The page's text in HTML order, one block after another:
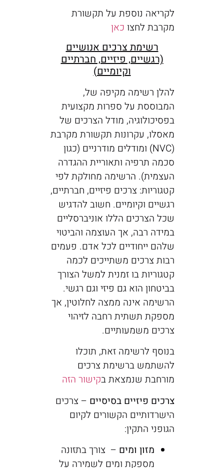
לקריאה נוספת על תקשורת
מקרבת לחצוכאן
רשימת צרכים אנושיים
(רגשיים, פיזיים, חברתיים
וקיומיים)
להלן רשימה מקיפה של,
המבוססת על ספרות מקצועית
בפסיכולוגיה, מודל הצרכים של
מאסלו, עקרונות תקשורת מקרבת
(NVC) ומודלים מודרניים (כגון
סכמה תרפיה ותאוריית ההגדרה
העצמית). הרשימה מחולקת לפי
קטגוריות: צרכים פיזיים, חברתיים,
רגשיים וקיומיים. חשוב להדגיש
שכל הצרכים הללו אוניברסליים
במידה רבה, אך העוצמה והביטוי
שלהם ייחודיים לכל אדם. פעמים
רבות צרכים משתייכים לכמה
קטגוריות בו זמנית למשל הצורך
בביטחון הוא גם פיזי וגם רגשי.
הרשימה אינה ממצה לחלוטין, אך
מספקת תשתית רחבה לזיהוי
צרכים משמעותיים.
בנוסף לרשימה זאת, תוכלו
להשתמש ברשימת צרכים
מורחבת שנמצאת בקישור הזה
צרכים פיזיים בסיסיים– צרכים
הישרדותיים הקשורים לקיום
הגופני התקין:
מזון ומים– צורך בתזונה
מספקת ומים לשמירה על